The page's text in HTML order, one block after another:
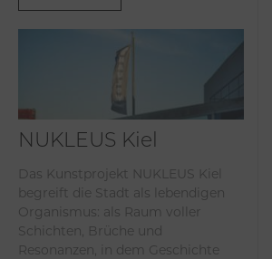
NUKLEUS Kiel
Das Kunstprojekt NUKLEUS Kiel
begreift die Stadt als lebendigen
Organismus: als Raum voller
Schichten, Brüche und
Resonanzen, in dem Geschichte